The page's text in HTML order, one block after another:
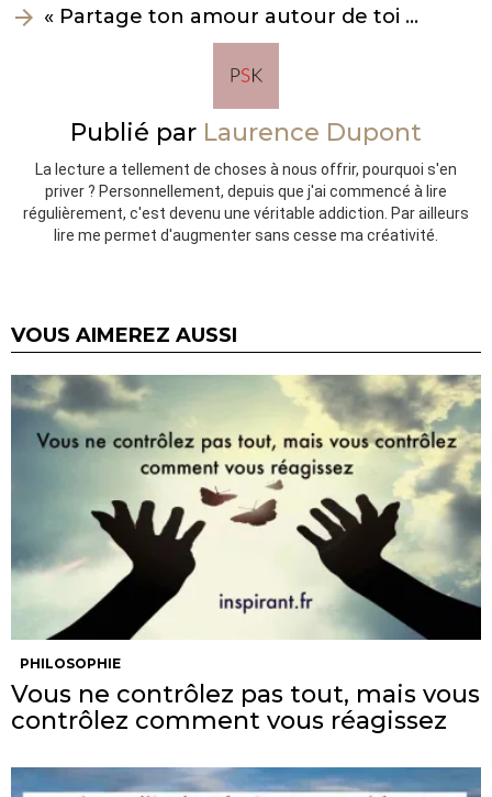
« Partage ton amour autour de toi …
Publié par Laurence Dupont
La lecture a tellement de choses à nous offrir, pourquoi s'en
priver ? Personnellement, depuis que j'ai commencé à lire
régulièrement, c'est devenu une véritable addiction. Par ailleurs
lire me permet d'augmenter sans cesse ma créativité.
VOUS AIMEREZ AUSSI
PHILOSOPHIE
Vous ne contrôlez pas tout, mais vous
contrôlez comment vous réagissez